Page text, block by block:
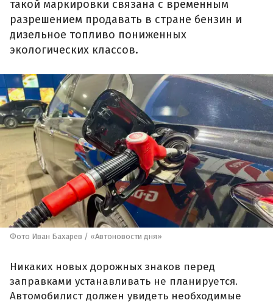
такой маркировки связана с временным
разрешением продавать в стране бензин и
дизельное топливо пониженных
экологических классов.
Фото Иван Бахарев / «Автоновости дня»
Никаких новых дорожных знаков перед
заправками устанавливать не планируется.
Автомобилист должен увидеть необходимые